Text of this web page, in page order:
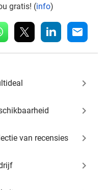
gratis! (info)
linkedin mail
keyboard_arrow_right
keyboard_arrow_right
van recensies keyboard_arrow_right
keyboard_arrow_right